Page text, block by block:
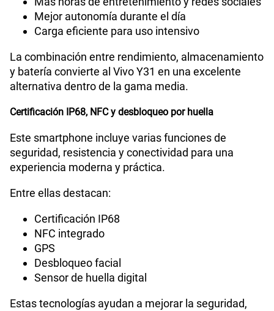
Mejor autonomía durante el día
Carga eficiente para uso intensivo
La combinación entre rendimiento, almacenamiento
y batería convierte al Vivo Y31 en una excelente
alternativa dentro de la gama media.
Certificación IP68, NFC y desbloqueo por huella
Este smartphone incluye varias funciones de
seguridad, resistencia y conectividad para una
experiencia moderna y práctica.
Entre ellas destacan:
Certificación IP68
NFC integrado
GPS
Desbloqueo facial
Sensor de huella digital
Estas tecnologías ayudan a mejorar la seguridad,